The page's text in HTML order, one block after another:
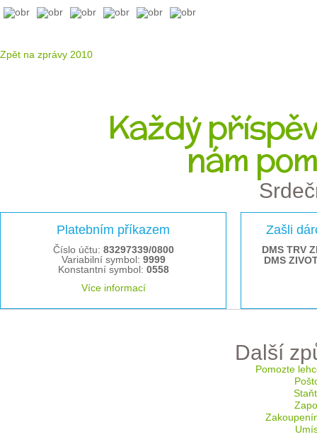
Zpět na zprávy 2010
Každý
nám
Platebním příkazem
Číslo účtu: 83297339/0800
Variabilní symbol: 9999
Konstantní symbol: 0558
Více informací
Zašli
DMS TRV
DMS
Další
Pomozte